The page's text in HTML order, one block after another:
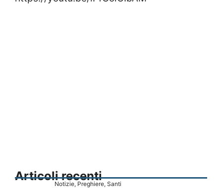
Articoli recenti
Notizie, Preghiere, Santi